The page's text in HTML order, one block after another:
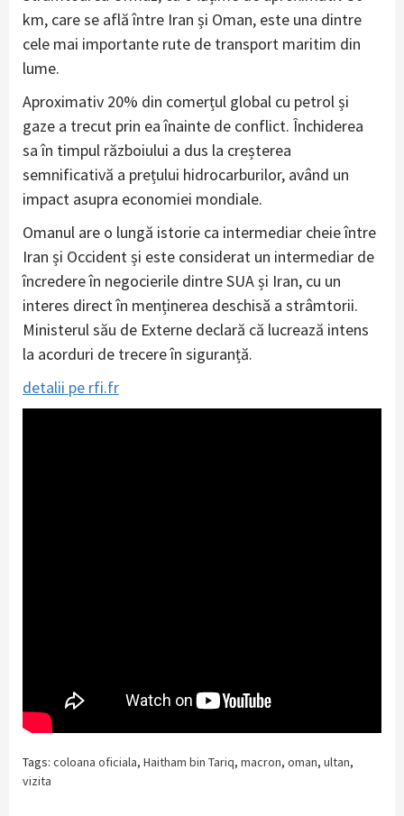
km, care se află între Iran și Oman, este una dintre
cele mai importante rute de transport maritim din
lume.
Aproximativ 20% din comerțul global cu petrol și
gaze a trecut prin ea înainte de conflict. Închiderea
sa în timpul războiului a dus la creșterea
semnificativă a prețului hidrocarburilor, având un
impact asupra economiei mondiale.
Omanul are o lungă istorie ca intermediar cheie între
Iran și Occident și este considerat un intermediar de
încredere în negocierile dintre SUA și Iran, cu un
interes direct în menținerea deschisă a strâmtorii.
Ministerul său de Externe declară că lucrează intens
la acorduri de trecere în siguranță.
detalii pe rfi.fr
Tags: coloana oficiala, Haitham bin Tariq, macron, oman, ultan,
vizita